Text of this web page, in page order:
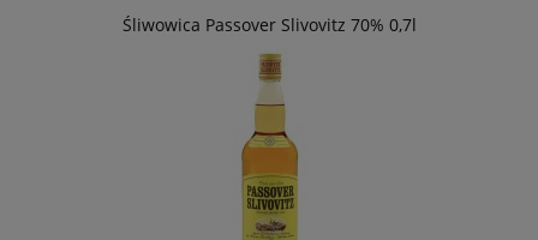
Śliwowica Passover Slivovitz 70% 0,7l